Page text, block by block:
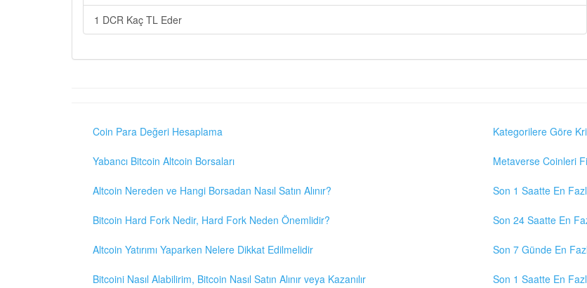
1 DCR Kaç TL Eder
Coin Para Değeri Hesaplama
Yabancı Bitcoin Altcoin Borsaları
Altcoin Nereden ve Hangi Borsadan Nasıl Satın Alınır?
Bitcoin Hard Fork Nedir, Hard Fork Neden Önemlidir?
Altcoin Yatırımı Yaparken Nelere Dikkat Edilmelidir
Bitcoini Nasıl Alabilirim, Bitcoin Nasıl Satın Alınır veya Kazanılır
Kategorilere Göre
Metaverse Coinleri
Son 1 Saatte En
Son 24 Saatte En
Son 7 Günde En
Son 1 Saatte En